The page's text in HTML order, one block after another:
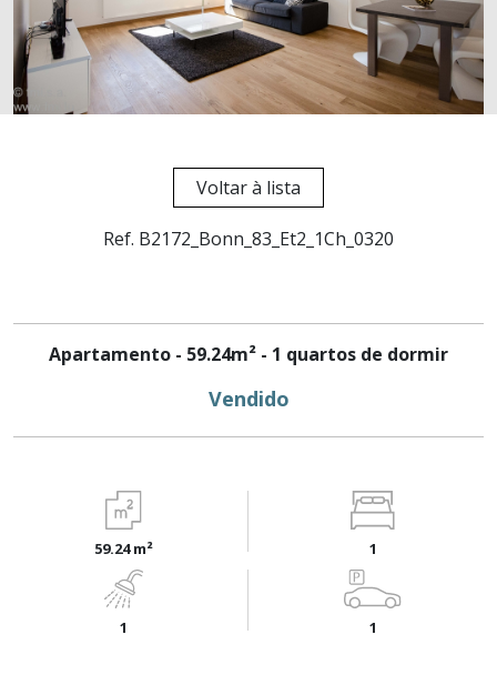
Voltar à lista
Ref. B2172_Bonn_83_Et2_1Ch_0320
Apartamento - 59.24m² - 1 quartos de dormir
Vendido
59.24 m² 1
1 1